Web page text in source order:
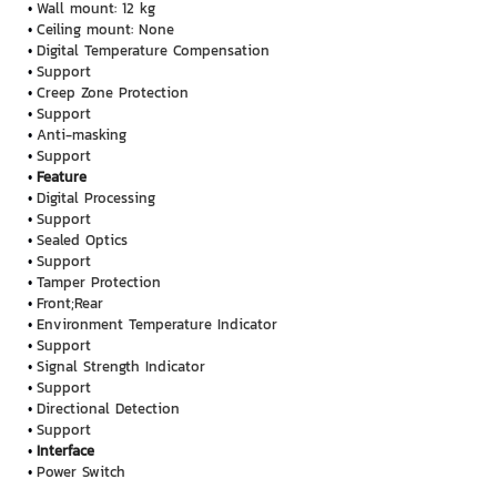
Wall mount: 12 kg
Ceiling mount: None
Digital Temperature Compensation
Support
Creep Zone Protection
Support
Anti-masking
Support
Feature
Digital Processing
Support
Sealed Optics
Support
Tamper Protection
Front;Rear
Environment Temperature Indicator
Support
Signal Strength Indicator
Support
Directional Detection
Support
Interface
Power Switch